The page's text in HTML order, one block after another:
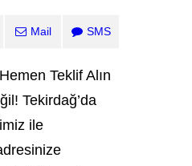
Mail SMS
Hemen Teklif Alın
Tekirdağ’da
ile